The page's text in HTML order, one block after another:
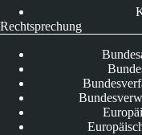
Rechtsprechung